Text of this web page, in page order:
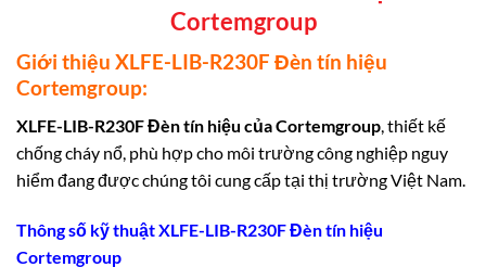
Cortemgroup
Giới thiệu XLFE-LIB-R230F Đèn tín hiệu
Cortemgroup:
XLFE-LIB-R230F Đèn tín hiệu củaCortemgroup , thiết kế
chống cháy nổ, phù hợp cho môi trường công nghiệp nguy
hiểm đang được chúng tôi cung cấp tại thị trường Việt Nam.
Thông số kỹ thuật XLFE-LIB-R230F Đèn tín hiệu
Cortemgroup